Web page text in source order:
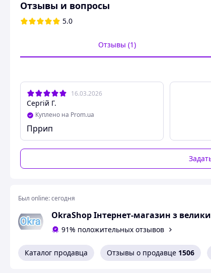
Количество отделений на
молнии
Тип
Толщина
Цвет
Ширина
Кошелек с натуральной кожи.
В нем достаточно отделений для купюр и карт.
Отзывы и вопросы
5.0
Отзывы (1)
16.03.2026
Сергій Г.
Куплено на Prom.ua
Пррип
Был online:сегодня
OkraShop Інтернет-магазин з
91% положительных отзывов
Каталог продавца Отзывы о продавце 1506